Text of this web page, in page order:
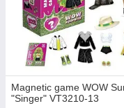
Magnetic game WOW
"Singer" VT3210-13